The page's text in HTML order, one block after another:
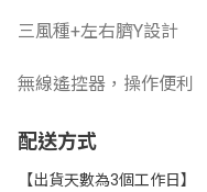
三風種+左右臍Y設計
無線遙控器，操作便利
配送方式
【出貨天數為3個工作日】